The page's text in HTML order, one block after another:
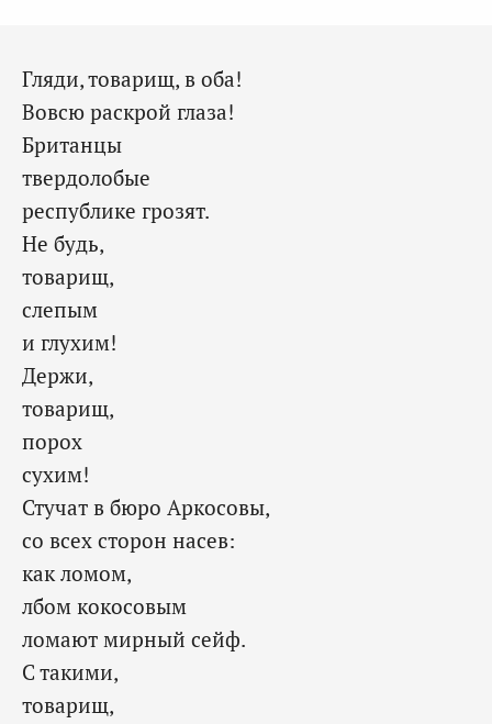
Гляди, товарищ, в оба!
Вовсю раскрой глаза!
Британцы
твердолобые
республике грозят.
Не будь,
товарищ,
слепым
и глухим!
Держи,
товарищ,
порох
сухим!
Стучат в бюро Аркосовы,
со всех сторон насев:
как ломом,
лбом кокосовым
ломают мирный сейф.
С такими,
товарищ,